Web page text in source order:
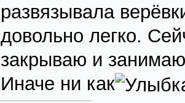
развязывала
довольно легко.
закрываю и
Иначе ни как